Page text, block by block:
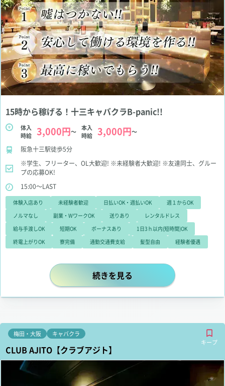
15時から稼げる！十三キャバクラB-panic!!
体入
時給
3,000円～
本入
時給
3,000円～
阪急十三駅徒歩5分
※学生、フリーター、OL大歓迎! ※未経験者大歓迎! ※友達同士、グルー
プの応募OK!
15:00～LAST
体験入店あり 未経験者歓迎 日払いOK・週払いOK
週１からOK
ノルマなし
副業・WワークOK 送りあり
レンタルドレス
給与手渡しOK
短期OK ボーナスあり
1日3ｈ以内(短時間)OK
終電上がりOK
寮完備 通勤交通費支給 髪型自由 経験者優遇
15時から稼げる！十三キャバクラ
続きを見る
梅田・大阪
キャバクラ
キープ
CLUB AJITO【クラブアジト】